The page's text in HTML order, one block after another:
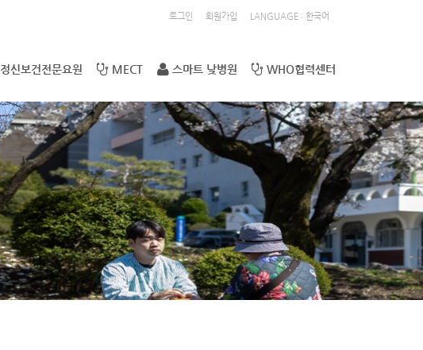
로그인 회원가입 LANGUAGE : 한국어
정신보건전문요원 MECT 스마트 낮병원 WHO협력센터